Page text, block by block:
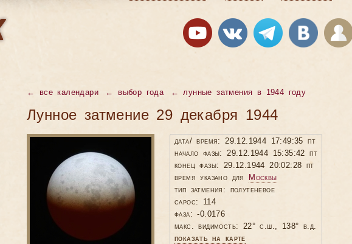
← все календари ←выбор года ←лунные затмения в 1944 году
Лунное затмение 29 декабря 1944
дата/ время: 29.12.1944 17:49:35 пт
начало фазы: 29.12.1944 15:35:42 пт
конец фазы: 29.12.1944 20:02:28 пт
время указано для Москвы
тип затмения: полутеневое
сарос: 114
фаза: -0.0176
макс. видимость: 22° с.ш., 138° в.д.
показать на карте